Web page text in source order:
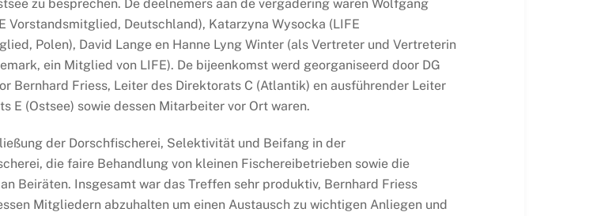
zu besprechen. De deelnemers aan de vergadering waren Wolfgang
Vorstandsmitglied, Deutschland), Katarzyna Wysocka (LIFE
Polen), David Lange en Hanne Lyng Winter (als Vertreter und Vertreterin
ein Mitglied von LIFE). De bijeenkomst werd georganiseerd door DG
Bernhard Friess, Leiter des Direktorats C (Atlantik) en ausführender Leiter
E (Ostsee) sowie dessen Mitarbeiter vor Ort waren.
der Dorschfischerei, Selektivität und Beifang in der
die faire Behandlung von kleinen Fischereibetrieben sowie die
Beiräten. Insgesamt war das Treffen sehr produktiv, Bernhard Friess
Mitgliedern abzuhalten um einen Austausch zu wichtigen Anliegen und